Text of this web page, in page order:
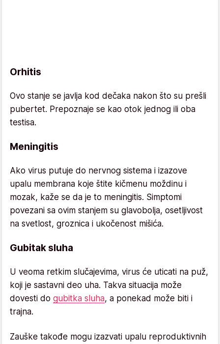
Orhitis
Ovo stanje se javlja kod dečaka nakon što su prešli
pubertet. Prepoznaje se kao otok jednog ili oba
testisa.
Meningitis
Ako virus putuje do nervnog sistema i izazove
upalu membrana koje štite kičmenu moždinu i
mozak, kaže se da je to meningitis. Simptomi
povezani sa ovim stanjem su glavobolja, osetljivost
na svetlost, groznica i ukočenost mišića.
Gubitak sluha
U veoma retkim slučajevima, virus će uticati na puž,
koji je sastavni deo uha. Takva situacija može
dovesti do gubitka sluha, a ponekad može biti i
trajna.
Zauške takođe mogu izazvati upalu reproduktivnih